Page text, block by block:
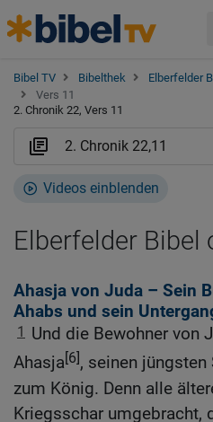
Bibel TV Bibelthek Elberfelder
Vers 11
2. Chronik 22, Vers 11
Videos einblenden
Elberfelder Bibel
Ahasja von Juda – Sein
Ahabs und sein
1
Und die Bewohner von
Ahasja[6], seinen jüngsten
zum König. Denn alle
Kriegsschar umgebracht,